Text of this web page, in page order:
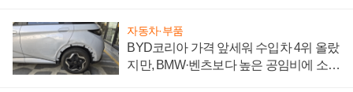
자동차·부품
BYD코리아 가격 앞세워 수입차 4위 올랐
지만, BMW·벤츠보다 높은 공임비에 소비